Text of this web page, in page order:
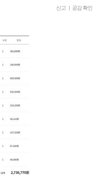
신고 | 공감 확인